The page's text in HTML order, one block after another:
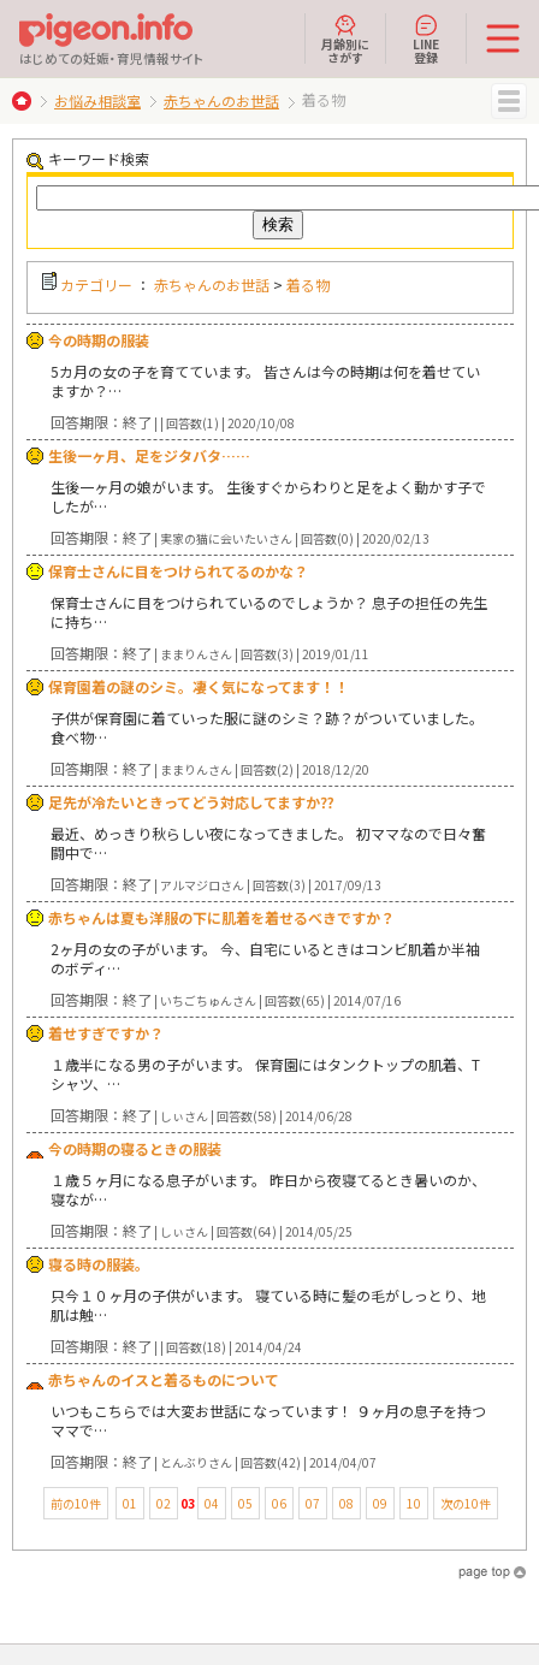
はじめての妊娠・育児情報サイト
月齢別に
さがす
LINE
登録
MENU
お悩み相談室 赤ちゃんのお世話 着る物
キーワード検索
カテゴリー ： 赤ちゃんのお世話 > 着る物
今の時期の服装
5カ月の女の子を育てています。 皆さんは今の時期は何を着せてい
ますか？…
回答期限：終了 | | 回答数(1) | 2020/10/08
生後一ヶ月、足をジタバタ……
生後一ヶ月の娘がいます。 生後すぐからわりと足をよく動かす子で
したが…
回答期限：終了 | 実家の猫に会いたいさん | 回答数(0) | 2020/02/13
保育士さんに目をつけられてるのかな？
保育士さんに目をつけられているのでしょうか？ 息子の担任の先生
に持ち…
回答期限：終了 | ままりんさん | 回答数(3) | 2019/01/11
保育園着の謎のシミ。凄く気になってます！！
子供が保育園に着ていった服に謎のシミ？跡？がついていました。
食べ物…
回答期限：終了 | ままりんさん | 回答数(2) | 2018/12/20
足先が冷たいときってどう対応してますか⁇
最近、めっきり秋らしい夜になってきました。 初ママなので日々奮
闘中で…
回答期限：終了 | アルマジロさん | 回答数(3) | 2017/09/13
赤ちゃんは夏も洋服の下に肌着を着せるべきですか？
2ヶ月の女の子がいます。 今、自宅にいるときはコンビ肌着か半袖
のボディ…
回答期限：終了 | いちごちゅんさん | 回答数(65) | 2014/07/16
着せすぎですか？
１歳半になる男の子がいます。 保育園にはタンクトップの肌着、T
シャツ、…
回答期限：終了 | しぃさん | 回答数(58) | 2014/06/28
今の時期の寝るときの服装
１歳５ヶ月になる息子がいます。 昨日から夜寝てるとき暑いのか、
寝なが…
回答期限：終了 | しぃさん | 回答数(64) | 2014/05/25
寝る時の服装。
只今１０ヶ月の子供がいます。 寝ている時に髪の毛がしっとり、地
肌は触…
回答期限：終了 | | 回答数(18) | 2014/04/24
赤ちゃんのイスと着るものについて
いつもこちらでは大変お世話になっています！ ９ヶ月の息子を持つ
ママで…
回答期限：終了 | とんぶりさん | 回答数(42) | 2014/04/07
前の10件 01 02 03 04 05 06 07 08 09 10 次の10件